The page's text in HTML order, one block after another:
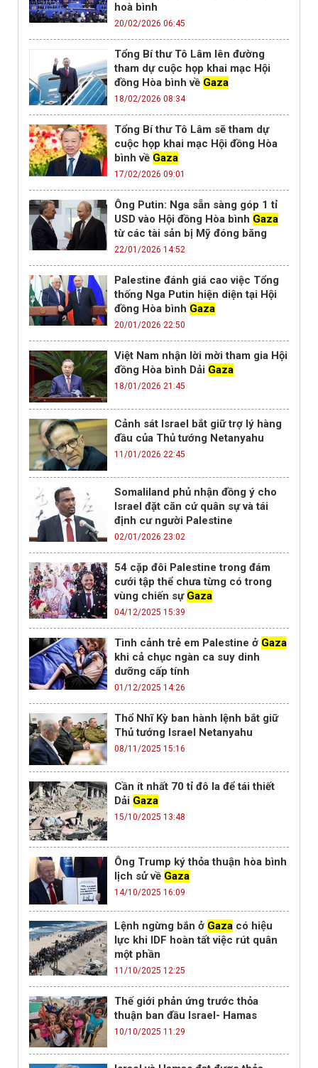
hoà bình
20/02/2026 06:45
Tổng Bí thư Tô Lâm lên đường
tham dự cuộc họp khai mạc Hội
đồng Hòa bình về Gaza
18/02/2026 08:34
Tổng Bí thư Tô Lâm sẽ tham dự
cuộc họp khai mạc Hội đồng Hòa
bình về Gaza
17/02/2026 09:01
Ông Putin: Nga sẵn sàng góp 1 tỉ
USD vào Hội đồng Hòa bình Gaza
từ các tài sản bị Mỹ đóng băng
22/01/2026 14:52
Palestine đánh giá cao việc Tổng
thống Nga Putin hiện diện tại Hội
đồng Hòa bình Gaza
20/01/2026 22:50
Việt Nam nhận lời mời tham gia Hội
đồng Hòa bình Dải Gaza
18/01/2026 21:45
Cảnh sát Israel bắt giữ trợ lý hàng
đầu của Thủ tướng Netanyahu
11/01/2026 22:45
Somaliland phủ nhận đồng ý cho
Israel đặt căn cứ quân sự và tái
định cư người Palestine
02/01/2026 23:02
54 cặp đôi Palestine trong đám
cưới tập thể chưa từng có trong
vùng chiến sự Gaza
04/12/2025 15:39
Tình cảnh trẻ em Palestine ở Gaza
khi cả chục ngàn ca suy dinh
dưỡng cấp tính
01/12/2025 14:26
Thổ Nhĩ Kỳ ban hành lệnh bắt giữ
Thủ tướng Israel Netanyahu
08/11/2025 15:16
Cần ít nhất 70 tỉ đô la để tái thiết
Dải Gaza
15/10/2025 13:48
Ông Trump ký thỏa thuận hòa bình
lịch sử về Gaza
14/10/2025 16:09
Lệnh ngừng bắn ở Gaza có hiệu
lực khi IDF hoàn tất việc rút quân
một phần
11/10/2025 12:25
Thế giới phản ứng trước thỏa
thuận ban đầu Israel- Hamas
10/10/2025 11:29